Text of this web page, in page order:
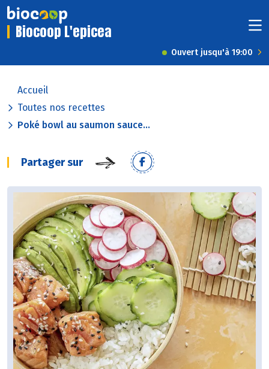
Biocoop L'epicea
Ouvert jusqu'à 19:00
Accueil
Toutes nos recettes
Poké bowl au saumon sauce...
Partager sur